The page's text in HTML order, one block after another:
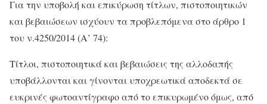
Για την υποβολή και επικύρωση τίτλων, πιστοποιητικών
και βεβαιώσεων ισχύουν τα προβλεπόμενα στο άρθρο 1
του ν.4250/2014 (Α’ 74):
Τίτλοι, πιστοποιητικά και βεβαιώσεις της αλλοδαπής
υποβάλλονται και γίνονται υποχρεωτικά αποδεκτά σε
ευκρινές φωτοαντίγραφο από το επικυρωμένο όμως, από